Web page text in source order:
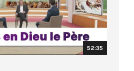
52:35